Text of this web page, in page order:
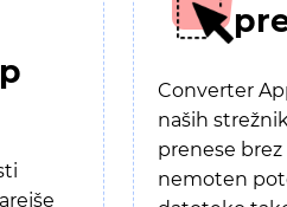
Converter
naših
prenese brez
nemoten